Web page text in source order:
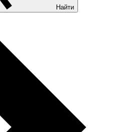
Найти